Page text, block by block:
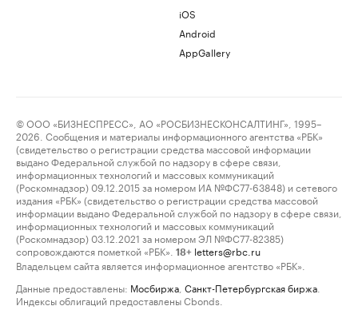
iOS
Android
AppGallery
© ООО «БИЗНЕСПРЕСС», АО «РОСБИЗНЕСКОНСАЛТИНГ», 1995–
2026. Сообщения и материалы информационного агентства «РБК»
(свидетельство о регистрации средства массовой информации
выдано Федеральной службой по надзору в сфере связи,
информационных технологий и массовых коммуникаций
(Роскомнадзор) 09.12.2015 за номером ИА №ФС77-63848) и сетевого
издания «РБК» (свидетельство о регистрации средства массовой
информации выдано Федеральной службой по надзору в сфере связи,
информационных технологий и массовых коммуникаций
(Роскомнадзор) 03.12.2021 за номером ЭЛ №ФС77-82385)
сопровождаются пометкой «РБК».
18+ letters@rbc.ru
Владельцем сайта является информационное агентство «РБК».
Данные предоставлены: Мосбиржа Санкт-Петербургская биржа
Индексы облигаций предоставлены Cbonds.